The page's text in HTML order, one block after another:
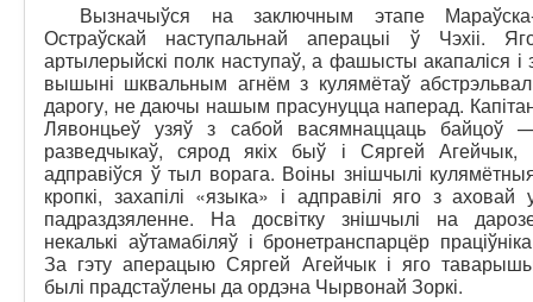
Вызначыўся на заключным этапе
Остраўскай наступальнай аперацыі ў Чэхіі.
артылерыйскі полк наступаў, а фашысты акапаліся і
вышыні шквальным агнём з кулямётаў
дарогу, не даючы нашым прасунуцца наперад.
Лявонцьеў узяў з сабой васямнаццаць байцоў
разведчыкаў, сярод якіх быў і Сяргей Агейчык,
адправіўся ў тыл ворага. Воіны знішчылі
кропкі, захапілі «языка» і адправілі яго з аховай
падраздзяленне. На досвітку знішчылі на
некалькі аўтамабіляў і бронетранспарцёр
За гэту аперацыю Сяргей Агейчык і яго
былі прадстаўлены да ордэна Чырвонай Зоркі.